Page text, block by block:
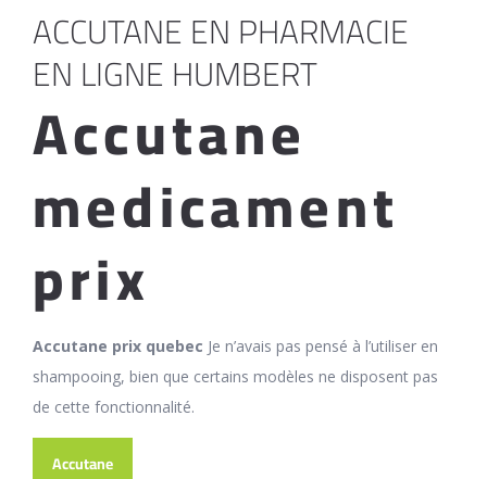
ACCUTANE EN PHARMACIE
EN LIGNE HUMBERT
Accutane
medicament
prix
Accutane prix quebec Je n’avais pas pensé à l’utiliser en
shampooing, bien que certains modèles ne disposent pas
de cette fonctionnalité.
Accutane